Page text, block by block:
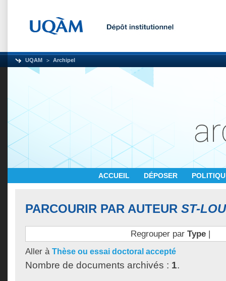
UQAM Archipel
ACCUEIL DÉPOSER
PARCOURIR PAR AUTEUR ST-
Regrouper par Type|
Aller à Thèse ou essai doctoral accepté
Nombre de documents archivés : 1.